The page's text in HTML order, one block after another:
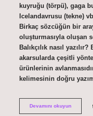
kuyruğu (törpü), gaga
Icelandavrusu (tekne)
Birkaç sözcüğün bir
oluşturmasıyla oluşan
Balıkçılık nasıl
akarsularda çeşitli
ürünlerinin
kelimesinin doğru
Devamını okuyunBalık